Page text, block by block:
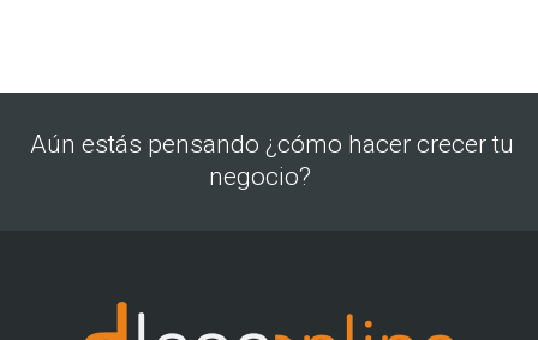
Aún estás pensando ¿cómo hacer crecer tu
negocio?